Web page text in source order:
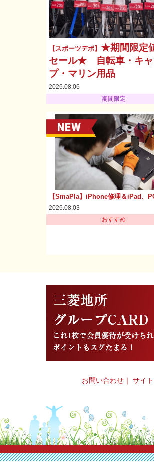
【スポーツデポ】 ★期間限定
セール★ 自転車・キャ
プ・マリン用品
2026.08.06
期間限定
【SmaPla】iPhone修理＆iPad、
2026.08.03
おすすめ
お問い合わせ ｜ サイ